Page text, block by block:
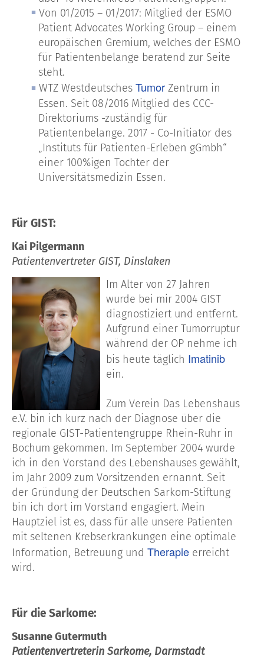
Von 01/2015 – 01/2017: Mitglied der ESMO
Patient Advocates Working Group – einem
europäischen Gremium, welches der ESMO
für Patientenbelange beratend zur Seite
steht.
WTZ Westdeutsches Tumor Zentrum in
Essen. Seit 08/2016 Mitglied des CCC-
Direktoriums -zuständig für
Patientenbelange. 2017 - Co-Initiator des
„Instituts für Patienten-Erleben gGmbh“
einer 100%igen Tochter der
Universitätsmedizin Essen.
Für GIST:
Kai Pilgermann
Patientenvertreter GIST, Dinslaken
Im Alter von 27 Jahren
wurde bei mir 2004 GIST
diagnostiziert und entfernt.
Aufgrund einer Tumorruptur
während der OP nehme ich
bis heute täglich Imatinib
ein.
Zum Verein Das Lebenshaus
e.V. bin ich kurz nach der Diagnose über die
regionale GIST-Patientengruppe Rhein-Ruhr in
Bochum gekommen. Im September 2004 wurde
ich in den Vorstand des Lebenshauses gewählt,
im Jahr 2009 zum Vorsitzenden ernannt. Seit
der Gründung der Deutschen Sarkom-Stiftung
bin ich dort im Vorstand engagiert. Mein
Hauptziel ist es, dass für alle unsere Patienten
mit seltenen Krebserkrankungen eine optimale
Information, Betreuung und Therapie erreicht
wird.
Für die Sarkome:
Susanne Gutermuth
Patientenvertreterin Sarkome, Darmstadt